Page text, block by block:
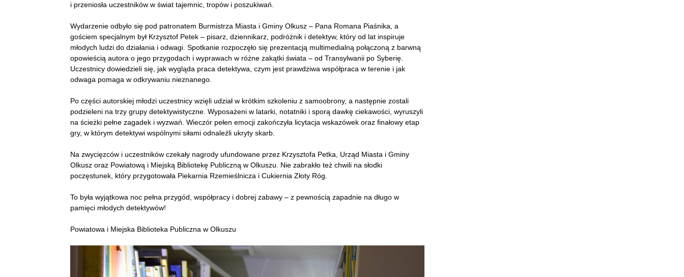
i przeniosła uczestników w świat tajemnic, tropów i poszukiwań.
Wydarzenie odbyło się pod patronatem Burmistrza Miasta i Gminy Olkusz – Pana Romana Piaśnika, a
gościem specjalnym był Krzysztof Petek – pisarz, dziennikarz, podróżnik i detektyw, który od lat inspiruje
młodych ludzi do działania i odwagi. Spotkanie rozpoczęło się prezentacją multimedialną połączoną z barwną
opowieścią autora o jego przygodach i wyprawach w różne zakątki świata – od Transylwanii po Syberię.
Uczestnicy dowiedzieli się, jak wygląda praca detektywa, czym jest prawdziwa współpraca w terenie i jak
odwaga pomaga w odkrywaniu nieznanego.
Po części autorskiej młodzi uczestnicy wzięli udział w krótkim szkoleniu z samoobrony, a następnie zostali
podzieleni na trzy grupy detektywistyczne. Wyposażeni w latarki, notatniki i sporą dawkę ciekawości, wyruszyli
na ścieżki pełne zagadek i wyzwań. Wieczór pełen emocji zakończyła licytacja wskazówek oraz finałowy etap
gry, w którym detektywi wspólnymi siłami odnaleźli ukryty skarb.
Na zwycięzców i uczestników czekały nagrody ufundowane przez Krzysztofa Petka, Urząd Miasta i Gminy
Olkusz oraz Powiatową i Miejską Bibliotekę Publiczną w Olkuszu. Nie zabrakło też chwili na słodki
poczęstunek, który przygotowała Piekarnia Rzemieślnicza i Cukiernia Złoty Róg.
To była wyjątkowa noc pełna przygód, współpracy i dobrej zabawy – z pewnością zapadnie na długo w
pamięci młodych detektywów!
Powiatowa i Miejska Biblioteka Publiczna w Olkuszu